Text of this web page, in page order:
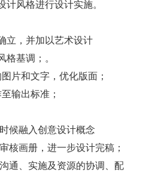
风格进行设计实施。
，并加以艺术设计
基调；。
片和文字，优化版面；
至输出标准；
候融入创意设计概念
核画册，进一步设计完稿；
、实施及资源的协调、配